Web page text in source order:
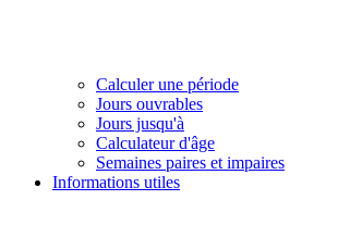
Calculer une période
Jours ouvrables
Jours jusqu'à
Calculateur d'âge
Semaines paires et impaires
Informations utiles